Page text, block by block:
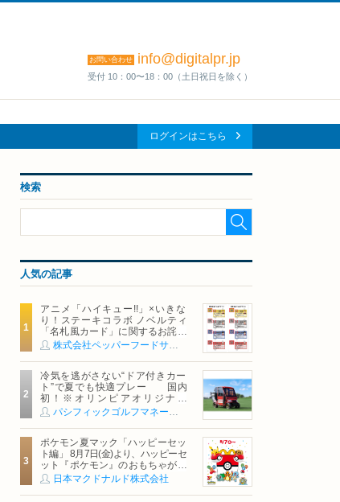
お問い合わせ info@digitalpr.jp
受付 10：00〜18：00（土日祝日を除く）
ログインはこちら
検索
人気の記事
アニメ「ハイキュー!!」×いきな
り！ステーキコラボ ノベルティ
「名札風カード」に関するお詫び
および交換対応についてのご案内
冷気を逃がさない“ドア付きカー
ト”で夏でも快適プレー 国内
初！※オリンピアオリジナル
「AirCon Cart（エアコンカー
ト）」導入 | ＰＧＭ
ポケモン夏マック「ハッピーセッ
ト編」 8月7日(金)より、ハッピーセ
ット『ポケモン』のおもちゃが期
間限定登場
日本マクドナルド株式会社